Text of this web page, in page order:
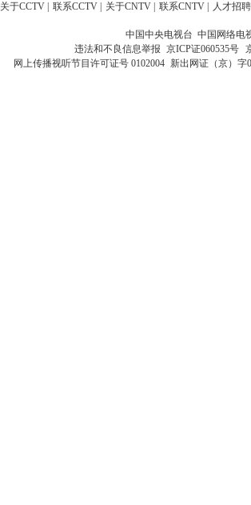
关于CCTV 联系CCTV 关于CNTV 联系CNTV 人才招聘
中国中央电视台 中国网络电
违法和不良信息举报 京ICP证060535号
网上传播视听节目许可证号 0102004 新出网证（京）